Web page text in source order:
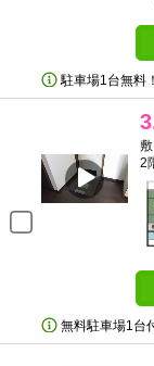
駐車場1台無料
2
無料駐車場1台